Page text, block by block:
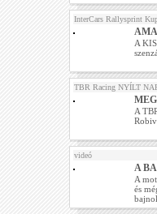
InterCars Rallysprint
A
TBR Racing NYÍLT
A
videó
A
A
és